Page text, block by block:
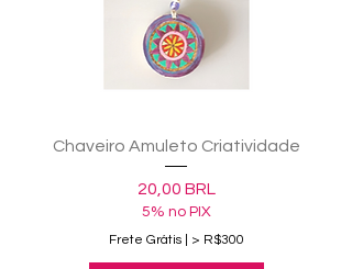
Chaveiro Amuleto Criatividade
Precio
20,00 BRL
5% no PIX
Frete Grátis | > R$300